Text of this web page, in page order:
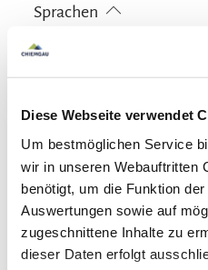
Diese Webseite verwendet
Um bestmöglichen Service
wir in unseren Webauftritten
benötigt, um die Funktion
Auswertungen sowie auf
zugeschnittene Inhalte zu
dieser Daten erfolgt
Sprachen
Deutsch
kostenloses W-LAN (in der
Besonders ruhige Lage